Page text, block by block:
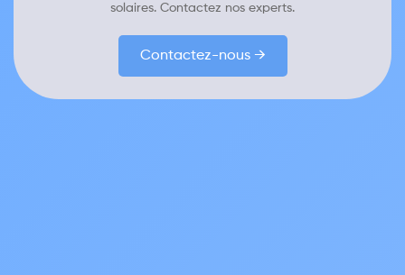
solaires. Contactez nos experts.
Contactez-nous →